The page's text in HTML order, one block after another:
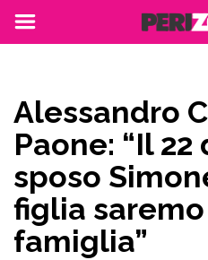
Alessandro
Paone: “Il
sposo
figlia
famiglia”